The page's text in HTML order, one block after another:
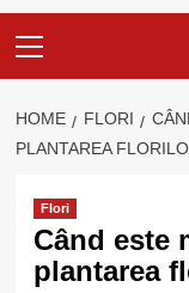
Menu
HOME FLORI
PLANTAREA
Flori
Când este
plantarea